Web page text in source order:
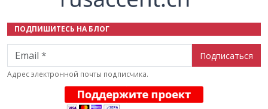
ПОДПИШИТЕСЬ НА БЛОГ
Email
Адрес электронной почты подписчика.